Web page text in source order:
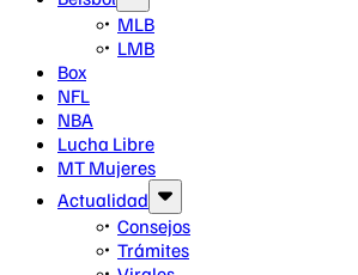
MLB
LMB
Box
NFL
NBA
Lucha Libre
MT Mujeres
Actualidad
Consejos
Trámites